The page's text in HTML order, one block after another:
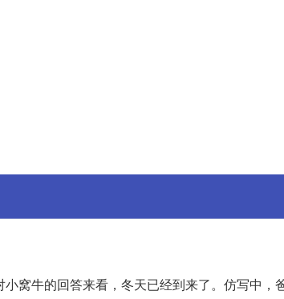
窝牛的回答来看，冬天已经到来了。仿写中，